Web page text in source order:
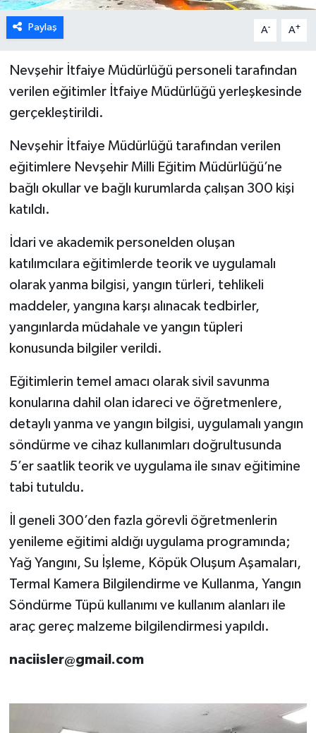
Paylaş A- A+
Nevşehir İtfaiye Müdürlüğü personeli tarafından
verilen eğitimler İtfaiye Müdürlüğü yerleşkesinde
gerçekleştirildi.
Nevşehir İtfaiye Müdürlüğü tarafından verilen
eğitimlere Nevşehir Milli Eğitim Müdürlüğü’ne
bağlı okullar ve bağlı kurumlarda çalışan 300 kişi
katıldı.
İdari ve akademik personelden oluşan
katılımcılara eğitimlerde teorik ve uygulamalı
olarak yanma bilgisi, yangın türleri, tehlikeli
maddeler, yangına karşı alınacak tedbirler,
yangınlarda müdahale ve yangın tüpleri
konusunda bilgiler verildi.
Eğitimlerin temel amacı olarak sivil savunma
konularına dahil olan idareci ve öğretmenlere,
detaylı yanma ve yangın bilgisi, uygulamalı yangın
söndürme ve cihaz kullanımları doğrultusunda
5’er saatlik teorik ve uygulama ile sınav eğitimine
tabi tutuldu.
İl geneli 300’den fazla görevli öğretmenlerin
yenileme eğitimi aldığı uygulama programında;
Yağ Yangını, Su İşleme, Köpük Oluşum Aşamaları,
Termal Kamera Bilgilendirme ve Kullanma, Yangın
Söndürme Tüpü kullanımı ve kullanım alanları ile
araç gereç malzeme bilgilendirmesi yapıldı.
naciisler@gmail.com